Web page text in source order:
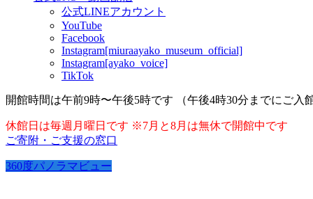
公式LINEアカウント
YouTube
Facebook
Instagram[miuraayako_museum_official]
Instagram[ayako_voice]
TikTok
開館時間は午前9時〜午後5時です （午後4時30分までにご入
休館日は毎週月曜日です ※7月と8月は無休で開館中です
ご寄附・ご支援の窓口
360度パノラマビュー